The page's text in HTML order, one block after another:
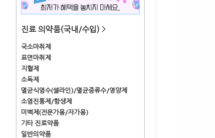
진료 의약품(국내/수입) >
국소마취제
표면마취제
지혈제
소독제
멸균식염수(셀라인)/멸균증류수/영양제
소염진통제/항생제
미백제(전문가용/자가용)
기타 진료약품
일반의약품